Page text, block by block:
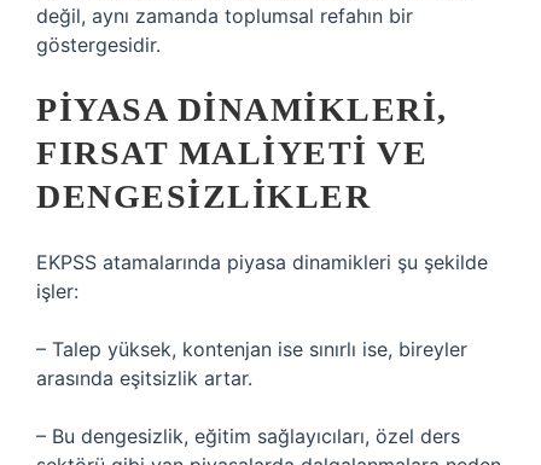
değil, aynı zamanda toplumsal refahın bir
göstergesidir.
PIYASA DINAMIKLERI,
FIRSAT MALIYETI VE
DENGESIZLIKLER
EKPSS atamalarında piyasa dinamikleri şu şekilde
işler:
– Talep yüksek, kontenjan ise sınırlı ise, bireyler
arasında eşitsizlik artar.
– Bu dengesizlik, eğitim sağlayıcıları, özel ders